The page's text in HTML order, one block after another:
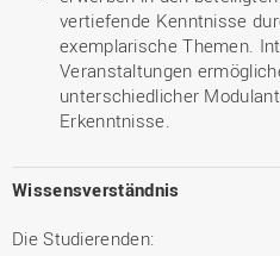
vertiefende Kenntnisse
exemplarische Themen.
Veranstaltungen
unterschiedlicher
Erkenntnisse.
Wissensverständnis
Die Studierenden: